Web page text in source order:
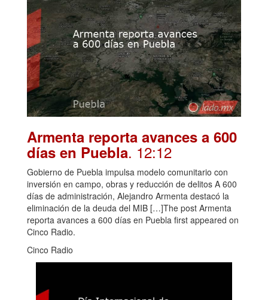
Armenta reporta avances a 600
días en Puebla. 12:12
Gobierno de Puebla impulsa modelo comunitario con
inversión en campo, obras y reducción de delitos A 600
días de administración, Alejandro Armenta destacó la
eliminación de la deuda del MIB […]The post Armenta
reporta avances a 600 días en Puebla first appeared on
Cinco Radio.
Cinco Radio